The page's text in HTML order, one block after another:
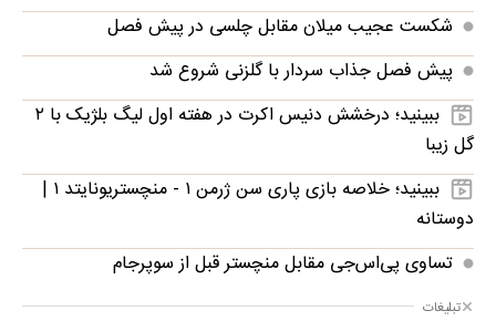
شکست عجیب میلان مقابل چلسی در پیش فصل
پیش فصل جذاب سردار با گلزنی شروع شد
ببینید؛ درخشش دنیس اکرت در هفته اول لیگ بلژیک با ۲
گل زیبا
ببینید؛ خلاصه بازی پاری سن ژرمن ۱ - منچستریونایتد ۱ |
دوستانه
تساوی پی‌اس‌جی مقابل منچستر قبل از سوپرجام
تبلیغات